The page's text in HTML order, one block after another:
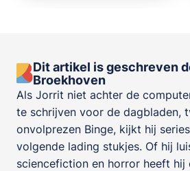
Dit artikel is geschreven
Broekhoven
Als Jorrit niet achter de
te schrijven voor de dagbladen,
onvolprezen Binge, kijkt hij
volgende lading stukjes. Of hij
sciencefiction en horror heeft hij